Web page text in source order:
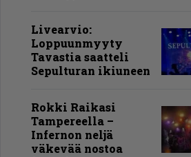
Livearvio:
Loppuunmyyty
Tavastia saatteli
Sepulturan ikiuneen
Rokki Raikasi
Tampereella –
Infernon neljä
väkevää nostoa